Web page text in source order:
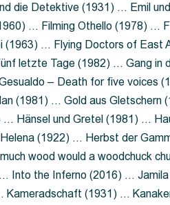
die Detektive (1931) … Emil
… Filming Othello (1978) …
(1963) … Flying Doctors of
letzte Tage (1982) … Gang
– Death for five voices
(1981) … Gold aus
… Hänsel und Gretel (1981) …
(1922) … Herbst der
wood would a woodchuck
Into the Inferno (2016) …
Kameradschaft (1931) …